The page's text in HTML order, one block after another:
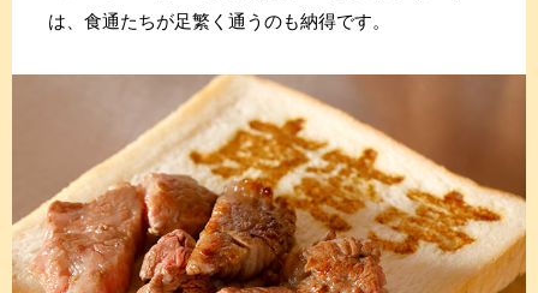
は、食通たちが足繁く通うのも納得です。